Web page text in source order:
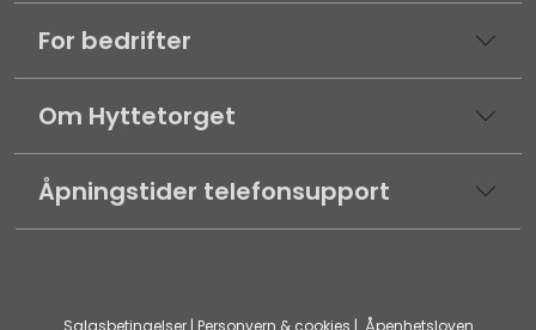
For bedrifter
Om Hyttetorget
Åpningstider telefonsupport
Salgsbetingelser| Personvern & cookies | Åpenhetsloven